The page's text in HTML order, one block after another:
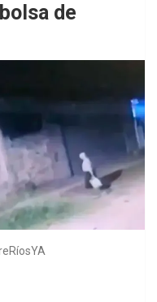
de